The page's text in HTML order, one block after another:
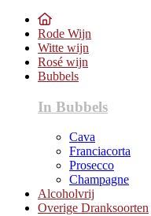
Rode Wijn
Witte wijn
Rosé wijn
Bubbels
In Bubbels
Cava
Franciacorta
Prosecco
Champagne
Alcoholvrij
Overige Dranksoorten